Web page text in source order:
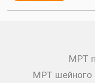
МРТ
МРТ шейного